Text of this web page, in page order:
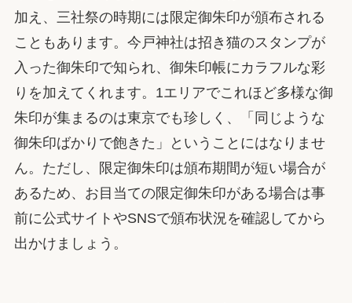
加え、三社祭の時期には限定御朱印が頒布される
こともあります。今戸神社は招き猫のスタンプが
入った御朱印で知られ、御朱印帳にカラフルな彩
りを加えてくれます。1エリアでこれほど多様な御
朱印が集まるのは東京でも珍しく、「同じような
御朱印ばかりで飽きた」ということにはなりませ
ん。ただし、限定御朱印は頒布期間が短い場合が
あるため、お目当ての限定御朱印がある場合は事
前に公式サイトやSNSで頒布状況を確認してから
出かけましょう。